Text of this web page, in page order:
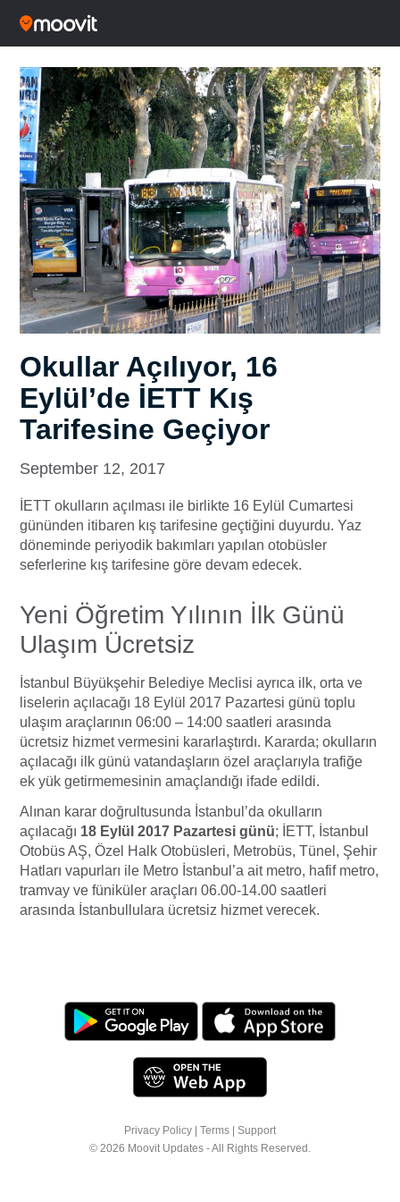
Okullar Açılıyor, 16
Eylül’de İETT Kış
Tarifesine Geçiyor
September 12, 2017
İETT okulların açılması ile birlikte 16 Eylül Cumartesi
gününden itibaren kış tarifesine geçtiğini duyurdu. Yaz
döneminde periyodik bakımları yapılan otobüsler
seferlerine kış tarifesine göre devam edecek.
Yeni Öğretim Yılının İlk Günü
Ulaşım Ücretsiz
İstanbul Büyükşehir Belediye Meclisi ayrıca ilk, orta ve
liselerin açılacağı 18 Eylül 2017 Pazartesi günü toplu
ulaşım araçlarının 06:00 – 14:00 saatleri arasında
ücretsiz hizmet vermesini kararlaştırdı. Kararda; okulların
açılacağı ilk günü vatandaşların özel araçlarıyla trafiğe
ek yük getirmemesinin amaçlandığı ifade edildi.
Alınan karar doğrultusunda İstanbul’da okulların
açılacağı 18 Eylül 2017 Pazartesi günü; İETT, İstanbul
Otobüs AŞ, Özel Halk Otobüsleri, Metrobüs, Tünel, Şehir
Hatları vapurları ile Metro İstanbul’a ait metro, hafif metro,
tramvay ve füniküler araçları 06.00-14.00 saatleri
arasında İstanbullulara ücretsiz hizmet verecek.
Privacy Policy | Terms | Support
© 2026 Moovit Updates - All Rights Reserved.